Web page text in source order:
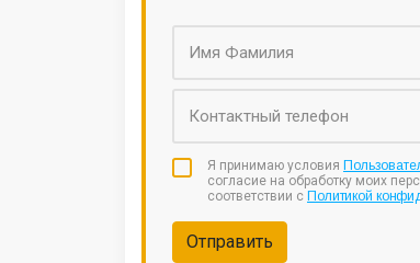
Я принимаю условия
согласие на обработку моих
соответствии с Политикой
Отправить